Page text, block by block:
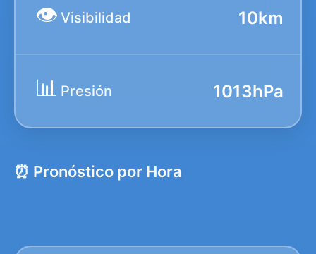
👁️ Visibilidad 10km
📊 Presión 1013hPa
⏰ Pronóstico por Hora